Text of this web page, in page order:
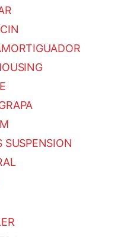
SUSPENSION